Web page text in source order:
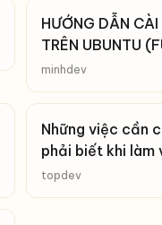
HƯỚNG DẪN
TRÊN UBUNTU
minhdev
Những việc cần
phải biết khi làm
topdev